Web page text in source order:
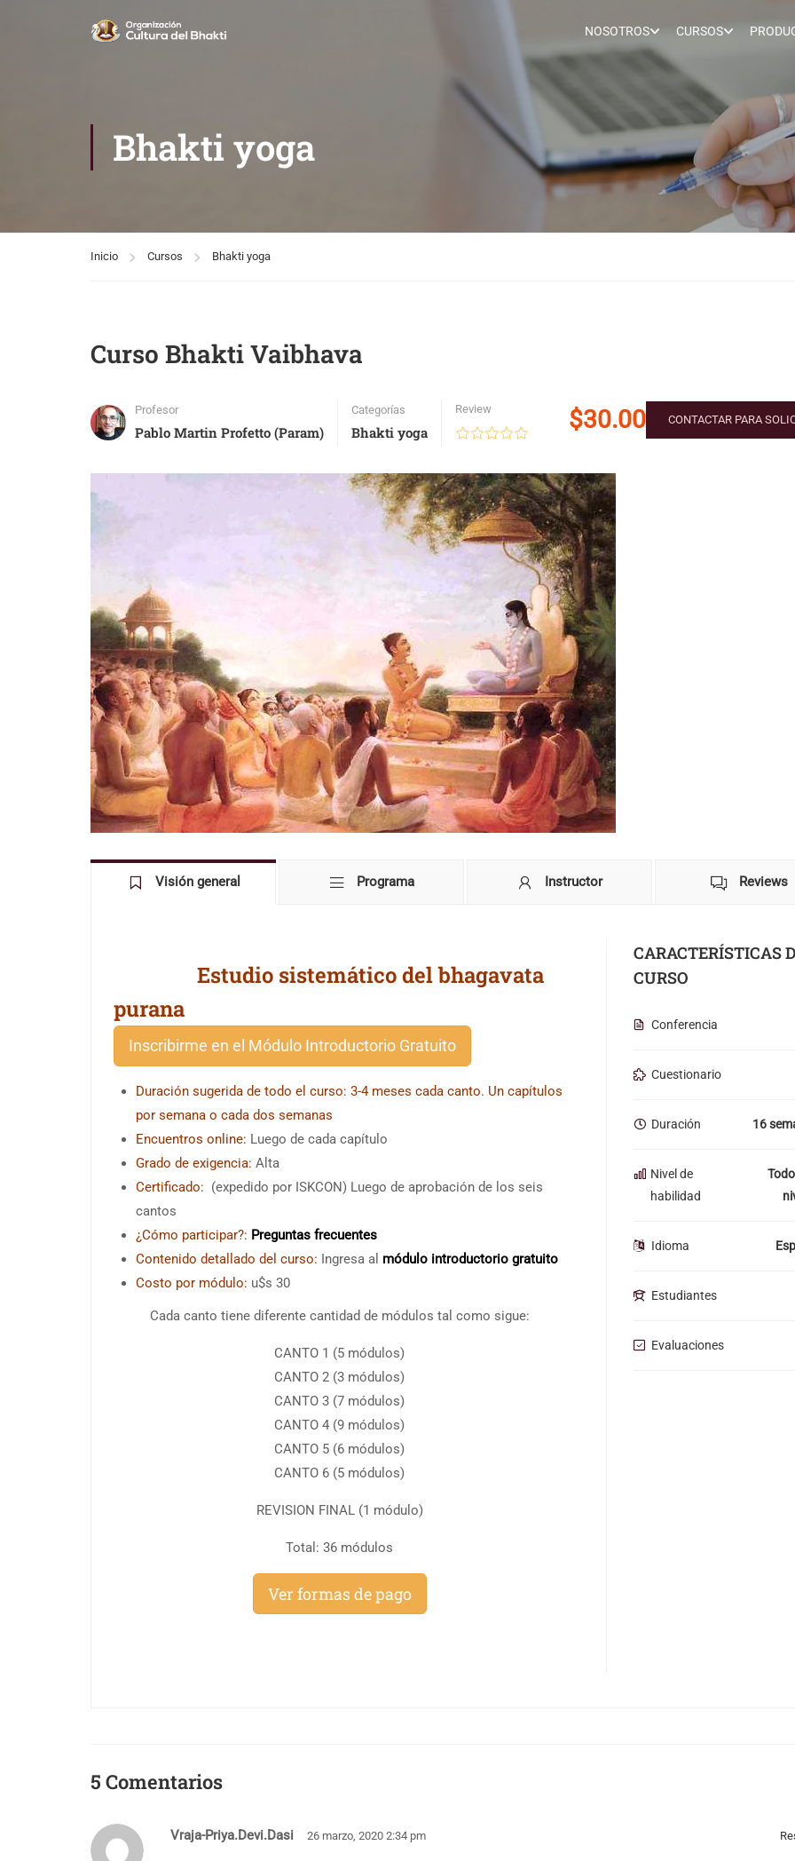
NOSOTROS CURSOS
Bhakti yoga
Inicio Cursos Bhakti yoga
Curso Bhakti Vaibhava
Profesor
Pablo Martin Profetto (Param)
Categorías
Bhakti yoga
Review $30.00 CONTACTAR PARA
Visión general Programa Instructor Reviews
Estudio sistemático del bhagavata
purana
Inscribirme en el Módulo Introductorio Gratuito
Duración sugerida de todo el curso: 3-4 meses cada canto. Un capítulos
por semana o cada dos semanas
Encuentros online: Luego de cada capítulo
Grado de exigencia: Alta
Certificado: (expedido por ISKCON) Luego de aprobación de los seis
cantos
¿Cómo participar?: Preguntas frecuentes
Contenido detallado del curso: Ingresa al módulo introductorio gratuito
Costo por módulo: u$s 30
Cada canto tiene diferente cantidad de módulos tal como sigue:
CANTO 1 (5 módulos)
CANTO 2 (3 módulos)
CANTO 3 (7 módulos)
CANTO 4 (9 módulos)
CANTO 5 (6 módulos)
CANTO 6 (5 módulos)
REVISION FINAL (1 módulo)
Total: 36 módulos
Ver formas de pago
CARACTERÍSTICAS
CURSO
Conferencia
Cuestionario
Duración 16
Nivel de
habilidad
Idioma
Estudiantes
Evaluaciones
5 Comentarios
Vraja-Priya.devi.dasi 26 marzo, 2020 2:34 pm